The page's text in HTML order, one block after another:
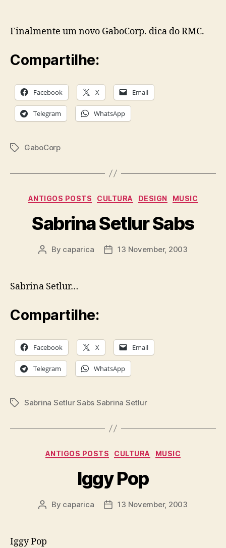
Finalmente um novo GaboCorp. dica do RMC.
Compartilhe:
Facebook X Email
Telegram WhatsApp
TagsGaboCorp
Categories
ANTIGOS POSTS CULTURA DESIGN MUSIC
Sabrina Setlur Sabs
Post
By caparica
Post13 November, 2003
Sabrina Setlur…
Compartilhe:
Facebook X Email
Telegram WhatsApp
TagsSabrina Setlur Sabs Sabrina Setlur
Categories
ANTIGOS POSTS CULTURA MUSIC
Iggy Pop
Post
By caparica
Post13 November, 2003
Iggy Pop